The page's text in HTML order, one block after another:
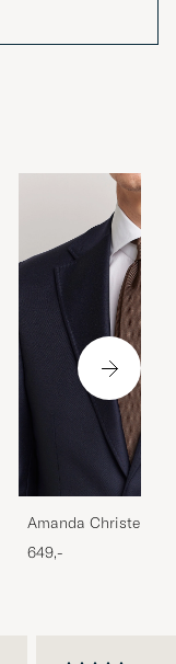
Amanda
Classic Tie 8 cm
649,-